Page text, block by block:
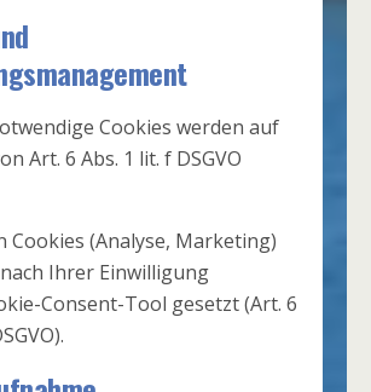
Cookies werden auf
Art. 6 Abs. 1 lit. f DSGVO
Cookies (Analyse, Marketing)
Ihrer Einwilligung
Consent-Tool gesetzt (Art. 6